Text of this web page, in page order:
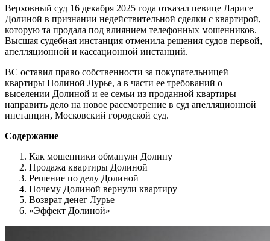
Верховный суд 16 декабря 2025 года отказал певице Ларисе
Долиной в признании недействительной сделки с квартирой,
которую та продала под влиянием телефонных мошенников.
Высшая судебная инстанция отменила решения судов первой,
апелляционной и кассационной инстанций.
ВС оставил право собственности за покупательницей
квартиры Полиной Лурье, а в части ее требований о
выселении Долиной и ее семьи из проданной квартиры —
направить дело на новое рассмотрение в суд апелляционной
инстанции, Московский городской суд.
Содержание
Как мошенники обманули Долину
Продажа квартиры Долиной
Решение по делу Долиной
Почему Долиной вернули квартиру
Возврат денег Лурье
«Эффект Долиной»